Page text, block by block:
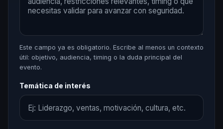
Este campo ya es obligatorio. Escribe al menos un contexto
útil: objetivo, audiencia, timing o la duda principal del
evento.
Temática de interés